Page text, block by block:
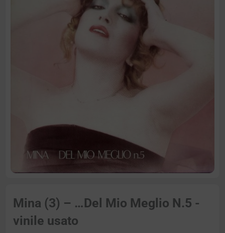
Mina (3) – …Del Mio Meglio N.5 -
vinile usato